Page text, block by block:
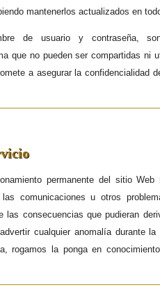
mantenerlos actualizados en
de usuario y contraseña,
que no pueden ser compartidas ni
a asegurar la confidencialidad
permanente del sitio
comunicaciones u otros
las consecuencias que pudieran
cualquier anomalía durante
rogamos la ponga en